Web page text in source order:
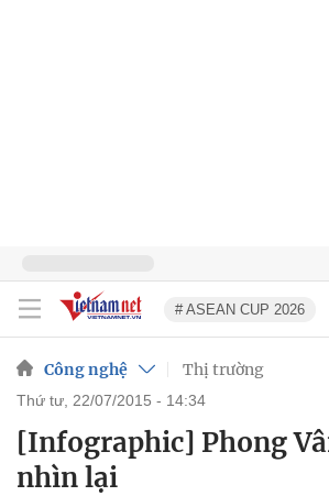
# ASEAN CUP 2026
Công nghệ Thị trường
thứ tư, 22/07/2015 - 14:34
[Infographic] Phong
nhìn lại